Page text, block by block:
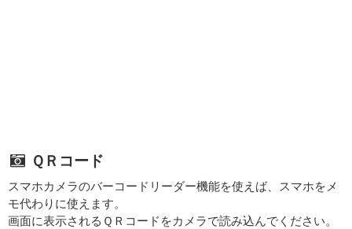
ＱＲコード
スマホカメラのバーコードリーダー機能を使えば、スマホをメ
モ代わりに使えます。
画面に表示されるＱＲコードをカメラで読み込んでください。